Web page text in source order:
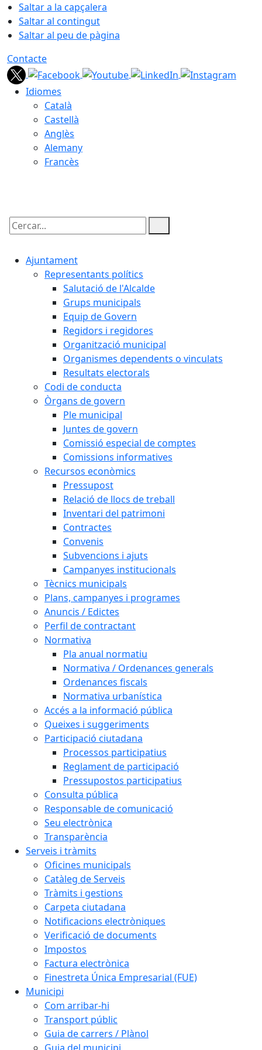
Saltar a la capçalera
Saltar al contingut
Saltar al peu de pàgina
Contacte
Idiomes
Català
Castellà
Anglès
Alemany
Francès
Cercar:
Ajuntament
Representants polítics
Salutació de l'Alcalde
Grups municipals
Equip de Govern
Regidors i regidores
Organització municipal
Organismes dependents o vinculats
Resultats electorals
Codi de conducta
Òrgans de govern
Ple municipal
Juntes de govern
Comissió especial de comptes
Comissions informatives
Recursos econòmics
Pressupost
Relació de llocs de treball
Inventari del patrimoni
Contractes
Convenis
Subvencions i ajuts
Campanyes institucionals
Tècnics municipals
Plans, campanyes i programes
Anuncis / Edictes
Perfil de contractant
Normativa
Pla anual normatiu
Normativa / Ordenances generals
Ordenances fiscals
Normativa urbanística
Accés a la informació pública
Queixes i suggeriments
Participació ciutadana
Processos participatius
Reglament de participació
Pressupostos participatius
Consulta pública
Responsable de comunicació
Seu electrònica
Transparència
Serveis i tràmits
Oficines municipals
Catàleg de Serveis
Tràmits i gestions
Carpeta ciutadana
Notificacions electròniques
Verificació de documents
Impostos
Factura electrònica
Finestreta Única Empresarial (FUE)
Municipi
Com arribar-hi
Transport públic
Guia de carrers / Plànol